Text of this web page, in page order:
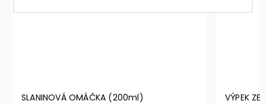
SLANINOVÁ OMÁČKA (200ml) VÝPEK